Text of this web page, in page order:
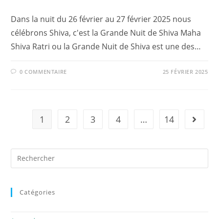
Dans la nuit du 26 février au 27 février 2025 nous
célébrons Shiva, c'est la Grande Nuit de Shiva Maha
Shiva Ratri ou la Grande Nuit de Shiva est une des…
0 COMMENTAIRE 25 FÉVRIER 2025
1 2 3 4 … 14 Aller à
Rechercher
sur
siteCatégories